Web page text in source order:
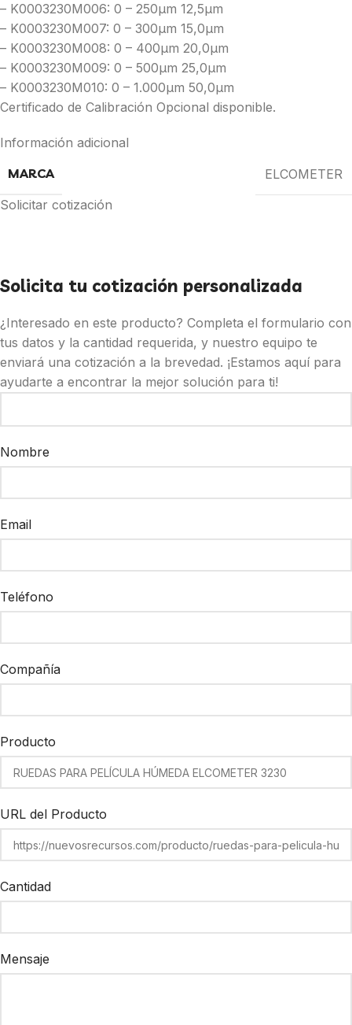
– K0003230M006: 0 – 250μm 12,5μm
– K0003230M007: 0 – 300μm 15,0μm
– K0003230M008: 0 – 400μm 20,0μm
– K0003230M009: 0 – 500μm 25,0μm
– K0003230M010: 0 – 1.000μm 50,0μm
Certificado de Calibración Opcional disponible.
Información adicional
MARCA
ELCOMETER
Solicitar cotización
Solicita tu cotización personalizada
¿Interesado en este producto? Completa el formulario con
tus datos y la cantidad requerida, y nuestro equipo te
enviará una cotización a la brevedad. ¡Estamos aquí para
ayudarte a encontrar la mejor solución para ti!
Nombre
Email
Teléfono
Compañía
Producto
URL del Producto
Cantidad
Mensaje